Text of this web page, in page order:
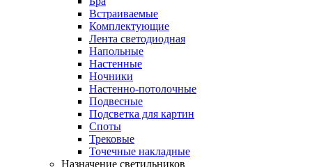
Встраиваемые
Комплектующие
Лента светодиодная
Напольные
Настенные
Ночники
Настенно-потолочные
Подвесные
Подсветка для картин
Споты
Трековые
Точечные накладные
Назначение светильников